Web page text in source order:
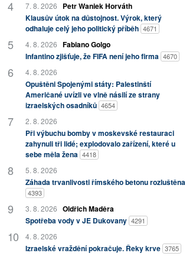
7. 8. 2026
Petr Waniek Horváth
Klausův útok na důstojnost. Výrok, který
odhaluje celý jeho politický příběh 4671
4. 8. 2026 Fabiano Golgo
Infantino zjišťuje, že FIFA není jeho firma 4670
4. 8. 2026
Opuštěni Spojenými státy: Palestinští
Američané uvízli ve vlně násilí ze strany
izraelských osadníků 4654
2. 8. 2026
Při výbuchu bomby v moskevské restauraci
zahynuli tři lidé; explodovalo zařízení, které u
sebe měla žena 4418
5. 8. 2026
Záhada trvanlivosti římského betonu rozluštěna
4393
3. 8. 2026 Oldřich Maděra
Spotřeba vody v JE Dukovany 4291
4. 8. 2026
Izraelské vraždění pokračuje. Řeky krve 3765